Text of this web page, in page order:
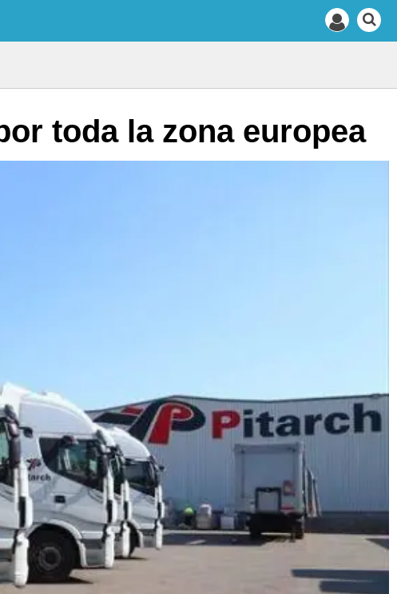
toda la zona europea